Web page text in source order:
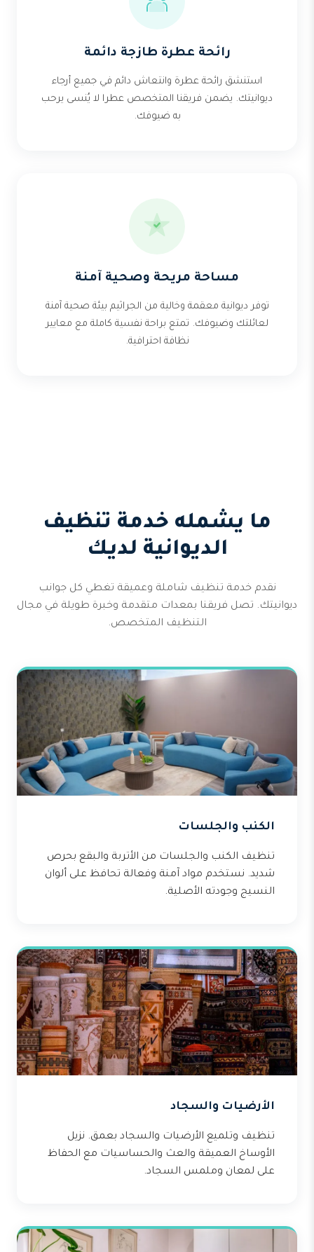
رائحة عطرة طازجة دائمة
استنشق رائحة عطرة وانتعاش دائم في جميع أرجاء
ديوانيتك. يضمن فريقنا المتخصص عطرا لا يُنسى يرحب
به ضيوفك.
مساحة مريحة وصحية آمنة
توفر ديوانية معقمة وخالية من الجراثيم بيئة صحية آمنة
لعائلتك وضيوفك. تمتع براحة نفسية كاملة مع معايير
نظافة احترافية.
ما يشمله خدمة تنظيف
الديوانية لديك
نقدم خدمة تنظيف شاملة وعميقة تغطي كل جوانب
ديوانيتك. تصل فريقنا بمعدات متقدمة وخبرة طويلة في مجال
التنظيف المتخصص.
الكنب والجلسات
تنظيف الكنب والجلسات من الأتربة والبقع بحرص
شديد. نستخدم مواد آمنة وفعالة تحافظ على ألوان
النسيج وجودته الأصلية.
الأرضيات والسجاد
تنظيف وتلميع الأرضيات والسجاد بعمق. نزيل
الأوساخ العميقة والعث والحساسيات مع الحفاظ
على لمعان وملمس السجاد.